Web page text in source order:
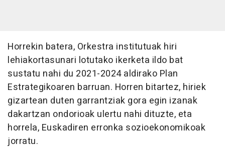
Horrekin batera, Orkestra institutuak hiri
lehiakortasunari lotutako ikerketa ildo bat
sustatu nahi du 2021-2024 aldirako Plan
Estrategikoaren barruan. Horren bitartez, hiriek
gizartean duten garrantziak gora egin izanak
dakartzan ondorioak ulertu nahi dituzte, eta
horrela, Euskadiren erronka sozioekonomikoak
jorratu.